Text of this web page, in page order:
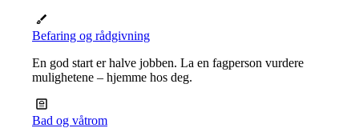
Befaring og rådgivning
En god start er halve jobben. La en fagperson vurdere
mulighetene – hjemme hos deg.
Bad og våtrom